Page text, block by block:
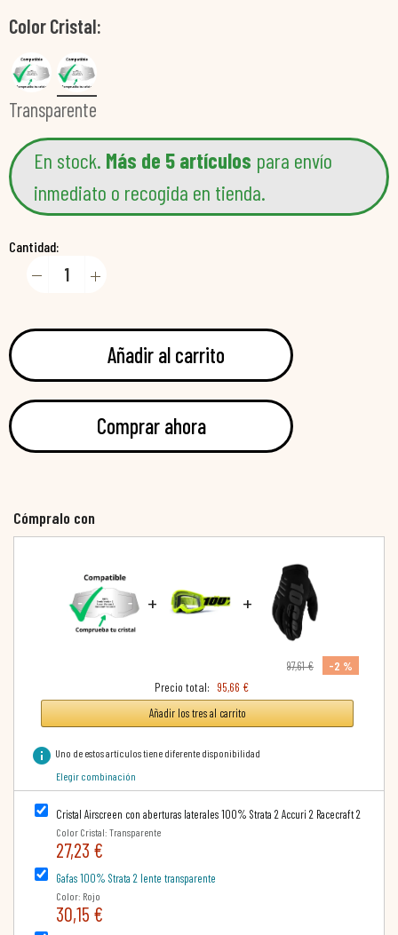
Color Cristal
Transparente
En stock. Más de 5 artículos para envío
inmediato o recogida en tienda.
Cantidad:
Añadir al carrito
Comprar ahora
Cómpralo con
+ +
97,61 €
-2 %
Precio total: 95,66 €
Añadir los tres al carrito
info Uno de estos artículos tiene diferente disponibilidad
Elegir combinación
Cristal Airscreen con aberturas laterales 100% Strata 2 Accuri 2 Racecraft 2
Color Cristal: Transparente
27,23 €
Gafas 100% Strata 2 lente transparente
Color: Rojo
30,15 €